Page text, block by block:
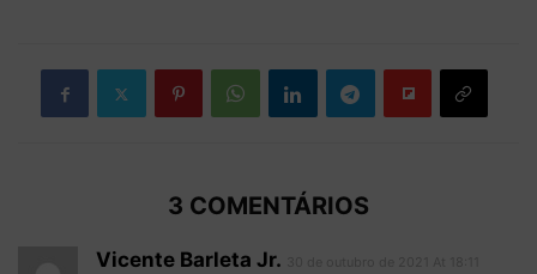
3 COMENTÁRIOS
Vicente Barleta Jr.